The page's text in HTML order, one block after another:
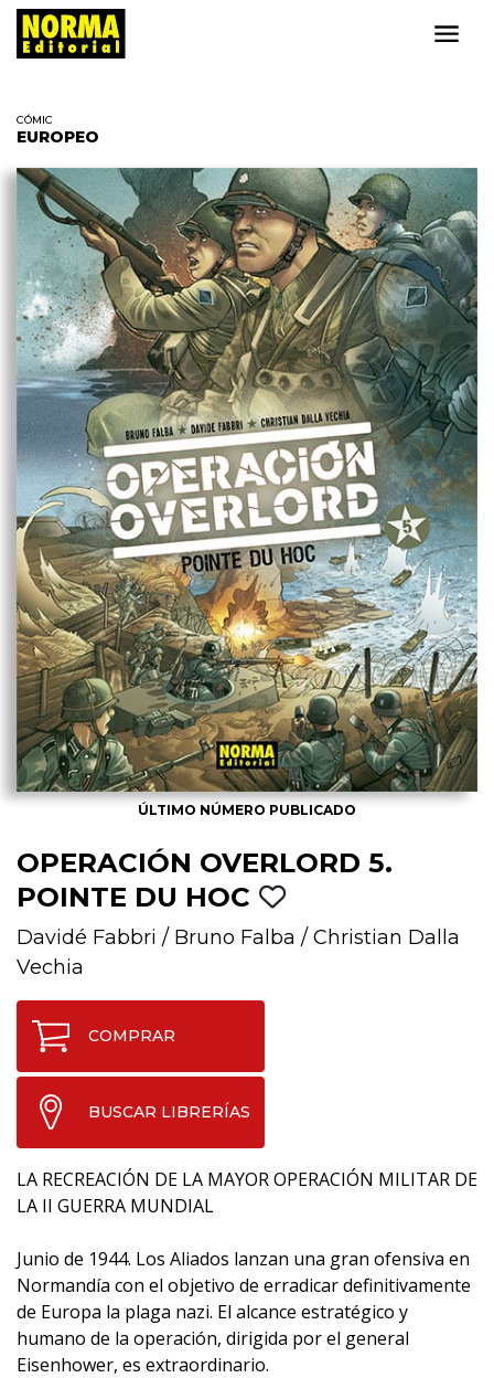
CÓMIC
EUROPEO
ÚLTIMO NÚMERO PUBLICADO
OPERACIÓN OVERLORD 5.
POINTE DU HOC
Davidé Fabbri / Bruno Falba /Christian Dalla
Vechia
COMPRAR
BUSCAR LIBRERÍAS
LA RECREACIÓN DE LA MAYOR OPERACIÓN MILITAR DE
LA II GUERRA MUNDIAL
Junio de 1944. Los Aliados lanzan una gran ofensiva en
Normandía con el objetivo de erradicar definitivamente
de Europa la plaga nazi. El alcance estratégico y
humano de la operación, dirigida por el general
Eisenhower, es extraordinario.